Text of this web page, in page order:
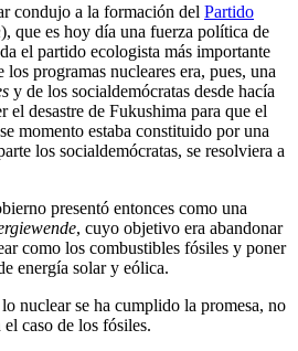
condujo a la formación del Partido
), que es hoy día una fuerza política de
el partido ecologista más importante
programas nucleares era, pues, una
y de los socialdemócratas desde hacía
el desastre de Fukushima para que el
momento estaba constituido por una
los socialdemócratas, se resolviera a
presentó entonces como una
, cuyo objetivo era abandonar
como los combustibles fósiles y poner
energía solar y eólica.
nuclear se ha cumplido la promesa, no
caso de los fósiles.